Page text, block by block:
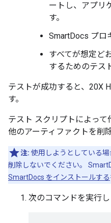
ートし、アプリ
す。
SmartDocs プロ
すべてが想定ど
するためのテス
テストが成功すると、20X
す。
テスト スクリプトによっ
他のアーティファクトを削
注: 使用しようとしている
削除しないでください。
SmartDocs をインストールする
次のコマンドを実行し